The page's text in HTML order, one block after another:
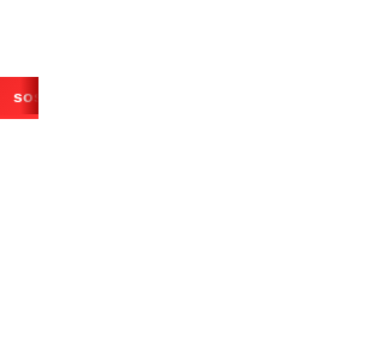
sosok